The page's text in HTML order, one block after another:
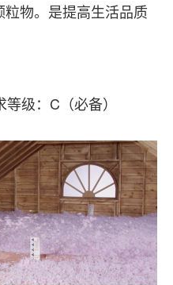
物。是提高生活品质
级：C（必备）